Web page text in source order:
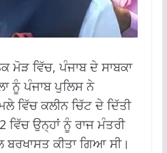
ਮੋੜ ਵਿੱਚ, ਪੰਜਾਬ ਦੇ ਸਾਬਕਾ
ਨੂੰ ਪੰਜਾਬ ਪੁਲਿਸ ਨੇ
ਵਿੱਚ ਕਲੀਨ ਚਿੱਟ ਦੇ ਦਿੱਤੀ
ਵਿੱਚ ਉਨ੍ਹਾਂ ਨੂੰ ਰਾਜ ਮੰਤਰੀ
ਕੀਤਾ ਗਿਆ ਸੀ।